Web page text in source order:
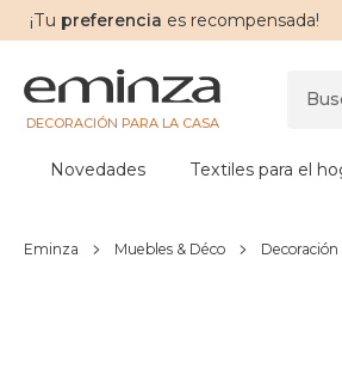
¡Tu preferencia es recompensada!
DECORACIÓN PARA LA CASA
Novedades Textiles para el
Eminza Muebles & Déco